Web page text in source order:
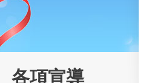
各項宣導